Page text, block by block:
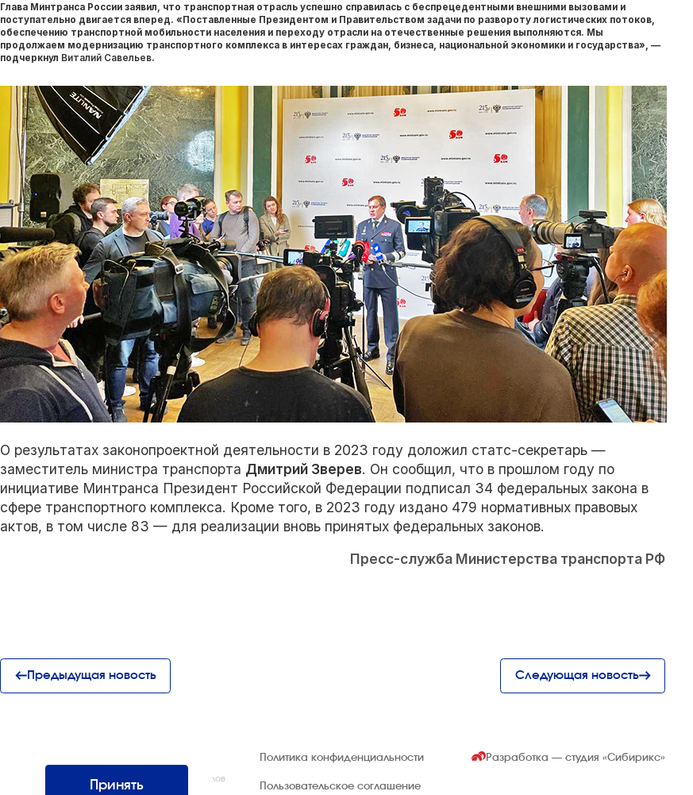
Глава Минтранса России заявил, что транспортная отрасль успешно справилась с беспрецедентными внешними вызовами и
поступательно двигается вперед. «Поставленные Президентом и Правительством задачи по развороту логистических потоков,
обеспечению транспортной мобильности населения и переходу отрасли на отечественные решения выполняются. Мы
продолжаем модернизацию транспортного комплекса в интересах граждан, бизнеса, национальной экономики и государства», —
подчеркнул Виталий Савельев.
О результатах законопроектной деятельности в 2023 году доложил статс-секретарь —
заместитель министра транспорта Дмитрий Зверев. Он сообщил, что в прошлом году по
инициативе Минтранса Президент Российской Федерации подписал 34 федеральных закона в
сфере транспортного комплекса. Кроме того, в 2023 году издано 479 нормативных правовых
актов, в том числе 83 — для реализации вновь принятых федеральных законов.
Пресс-служба Министерства транспорта РФ
Предыдущая новость Следующая новость
Интернэшнл»
Все права защищены. Использование материалов
возможно только со ссылкой на источник.
Политика конфиденциальности
Пользовательское соглашение
Разработка — студия«Сибирикс»
Принять